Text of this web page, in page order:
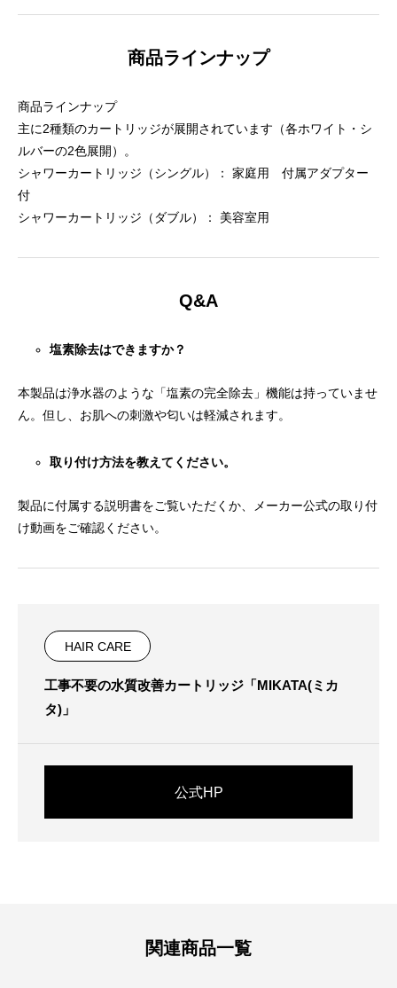
商品ラインナップ
商品ラインナップ
主に2種類のカートリッジが展開されています（各ホワイト・シ
ルバーの2色展開）。
シャワーカートリッジ（シングル）： 家庭用 付属アダプター
付
シャワーカートリッジ（ダブル）： 美容室用
Q&A
塩素除去はできますか？
本製品は浄水器のような「塩素の完全除去」機能は持っていませ
ん。但し、お肌への刺激や匂いは軽減されます。
取り付け方法を教えてください。
製品に付属する説明書をご覧いただくか、メーカー公式の取り付
け動画をご確認ください。
HAIR CARE
工事不要の水質改善カートリッジ「MIKATA(ミカ
タ)」
公式HP
関連商品一覧